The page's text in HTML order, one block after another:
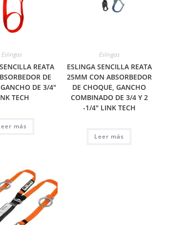
Eslingas
REATA
DE
DE 3/4″
TECH
más
Eslingas
ESLINGA SENCILLA REATA
25MM CON ABSORBEDOR
DE CHOQUE, GANCHO
COMBINADO DE 3/4 Y 2
-1/4″ LINK TECH
Leer más